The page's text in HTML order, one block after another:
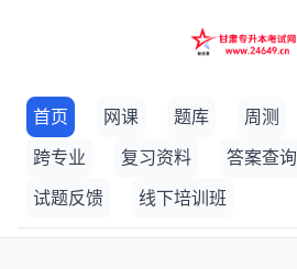
首页 网课 题库 周测
跨专业
复习资料 答案查询
试题反馈
线下培训班